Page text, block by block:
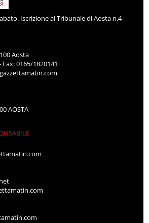
Iscrizione al Tribunale di Aosta n.4
Aosta
0165/1820141
AOSTA